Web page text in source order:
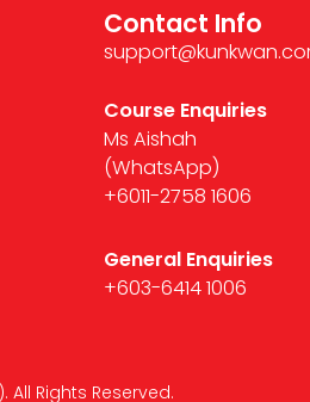
Contact Info
Course Enquiries
Ms Aishah
(WhatsApp)
+6011-2758 1606
General Enquiries
+603-6414 1006
All Rights Reserved.